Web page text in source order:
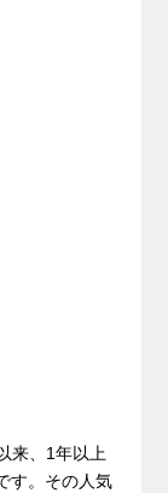
来、1年以上
す。その人気